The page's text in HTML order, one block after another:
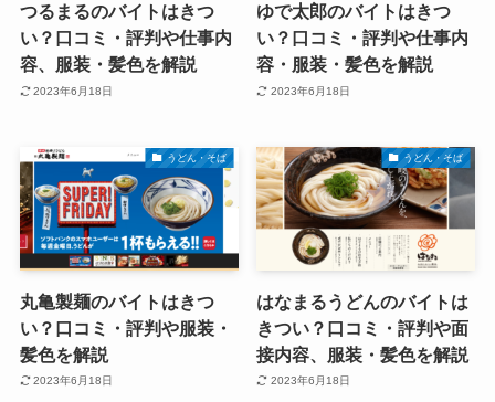
つるまるのバイトはきつ
い？口コミ・評判や仕事内
容、服装・髪色を解説
2023年6月18日
ゆで太郎のバイトはきつ
い？口コミ・評判や仕事内
容・服装・髪色を解説
2023年6月18日
うどん・そば
丸亀製麺のバイトはきつ
い？口コミ・評判や服装・
髪色を解説
2023年6月18日
うどん・そば
はなまるうどんのバイトは
きつい？口コミ・評判や面
接内容、服装・髪色を解説
2023年6月18日